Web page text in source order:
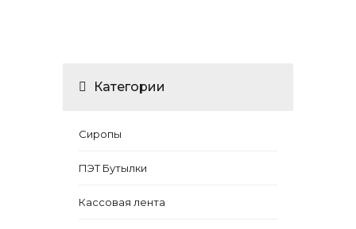
Категории
Сиропы
ПЭТ Бутылки
Кассовая лента